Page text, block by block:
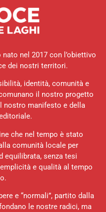
nel 2017 con l’obiettivo
dei nostri territori.
identità, comunità e
il nostro progetto
nostro manifesto e della
che nel tempo è stato
comunità locale per
equilibrata, senza tesi
e qualità al tempo
e “normali”, partito dalla
le nostre radici, ma